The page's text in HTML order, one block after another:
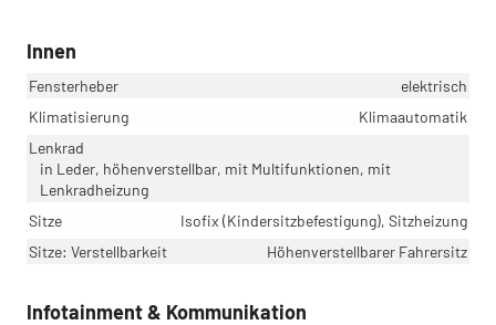
Innen
Fensterheber
elektrisch
Klimatisierung
Klimaautomatik
Lenkrad
in Leder, höhenverstellbar, mit Multifunktionen, mit
Lenkradheizung
Sitze
Isofix (Kindersitzbefestigung), Sitzheizung
Sitze: Verstellbarkeit
Höhenverstellbarer Fahrersitz
Infotainment & Kommunikation